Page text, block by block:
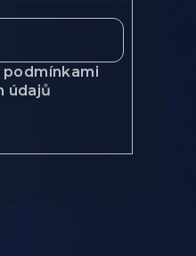
podmínkami
údajů